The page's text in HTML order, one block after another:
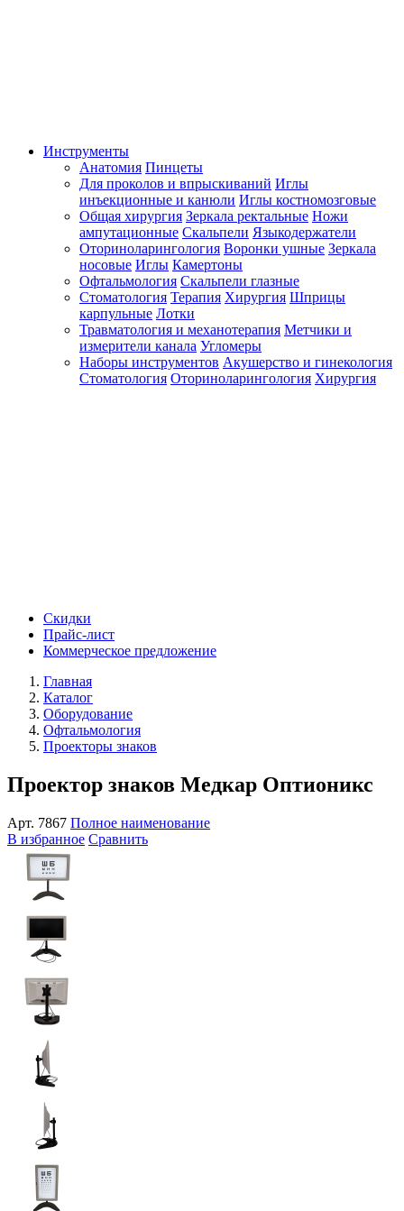
Инструменты
Анатомия Пинцеты
Для проколов и впрыскиваний Иглы
инъекционные и канюли Иглы костномозговые
Общая хирургия Зеркала ректальные Ножи
ампутационные Скальпели Языкодержатели
Оториноларингология Воронки ушные Зеркала
носовые Иглы Камертоны
Офтальмология Скальпели глазные
Стоматология Терапия Хирургия Шприцы
карпульные Лотки
Травматология и механотерапия Метчики и
измерители канала Угломеры
Наборы инструментов Акушерство и гинекология
Стоматология Оториноларингология Хирургия
Скидки
Прайс-лист
Коммерческое предложение
Главная
Каталог
Оборудование
Офтальмология
Проекторы знаков
Проектор знаков Медкар Оптионикс
Арт. 7867 Полное наименование
В избранное Сравнить